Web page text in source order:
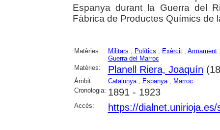
Espanya durant la Guerra del
Fàbrica de Productes Químics de
Matèries: Militars ; Polítics ; Exèrcit; Armament
Guerra del Marroc
Matèries:
Planell Riera, Joaquín
Àmbit: Catalunya; Espanya; Marroc
Cronologia: 1891 - 1923
Accés: https://